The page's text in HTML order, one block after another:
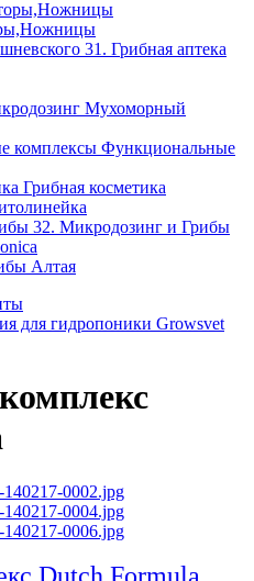
31. Грибная аптека
Мухоморный
Функциональные
Грибная косметика
32. Микродозинг и Грибы
Алтая
для гидропоники Growsvet